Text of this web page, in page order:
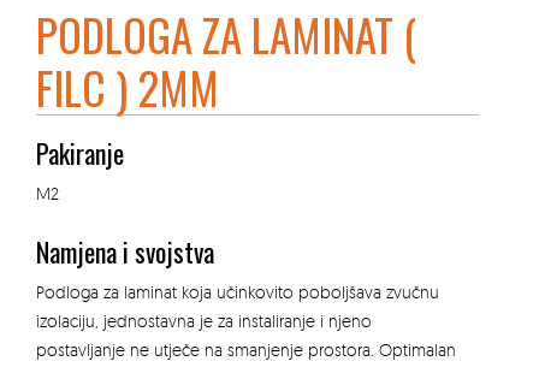
PODLOGA ZA LAMINAT (
FILC ) 2MM
Pakiranje
M2
Namjena i svojstva
Podloga za laminat koja učinkovito poboljšava zvučnu
izolaciju, jednostavna je za instaliranje i njeno
postavljanje ne utječe na smanjenje prostora. Optimalan